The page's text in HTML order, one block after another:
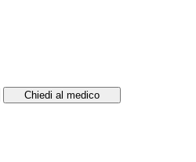
Chiedi al medico